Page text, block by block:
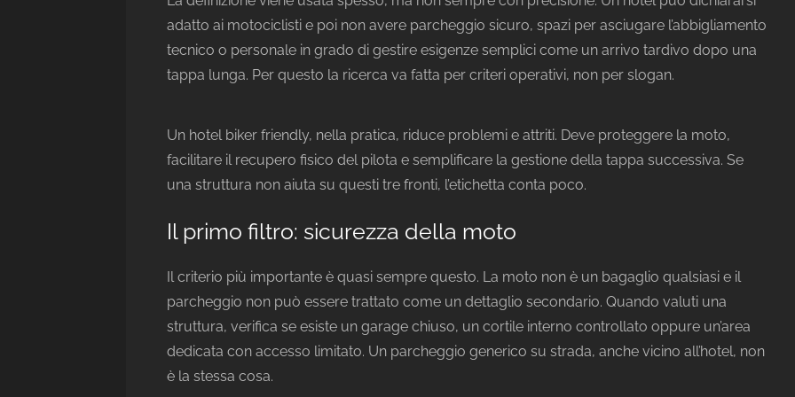
adatto ai motociclisti e poi non avere parcheggio sicuro, spazi per asciugare l’abbigliamento
tecnico o personale in grado di gestire esigenze semplici come un arrivo tardivo dopo una
tappa lunga. Per questo la ricerca va fatta per criteri operativi, non per slogan.
Un hotel biker friendly, nella pratica, riduce problemi e attriti. Deve proteggere la moto,
facilitare il recupero fisico del pilota e semplificare la gestione della tappa successiva. Se
una struttura non aiuta su questi tre fronti, l’etichetta conta poco.
Il primo filtro: sicurezza della moto
Il criterio più importante è quasi sempre questo. La moto non è un bagaglio qualsiasi e il
parcheggio non può essere trattato come un dettaglio secondario. Quando valuti una
struttura, verifica se esiste un garage chiuso, un cortile interno controllato oppure un’area
dedicata con accesso limitato. Un parcheggio generico su strada, anche vicino all’hotel, non
è la stessa cosa.